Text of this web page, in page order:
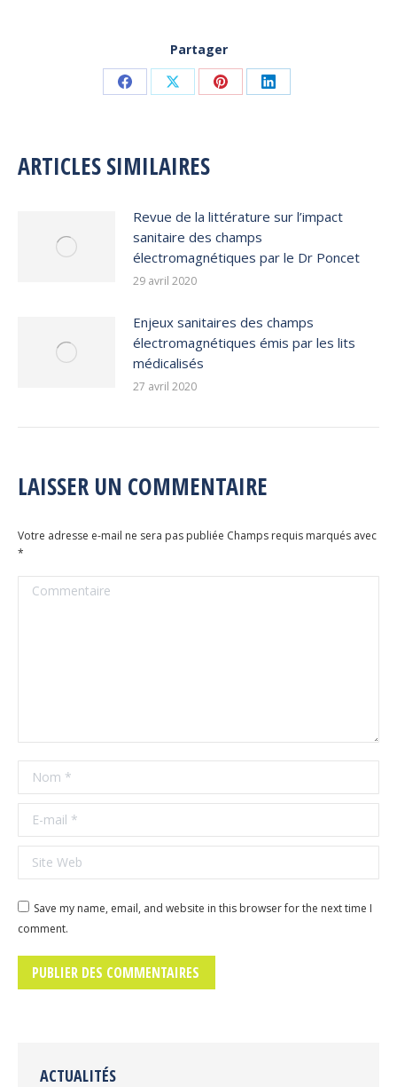
Partager
Share Share Share Share
ARTICLES SIMILAIRES
Revue de la littérature sur l’impact
sanitaire des champs
électromagnétiques par le Dr Poncet
29 avril 2020
Enjeux sanitaires des champs
électromagnétiques émis par les lits
médicalisés
27 avril 2020
LAISSER UN COMMENTAIRE
Votre adresse e-mail ne sera pas publiée Champs requis marqués avec
*
Commentaire
Nom *
E-mail *
Site Web
Save my name, email, and website in this browser for the next time I
comment.
PUBLIER DES COMMENTAIRES
ACTUALITÉS